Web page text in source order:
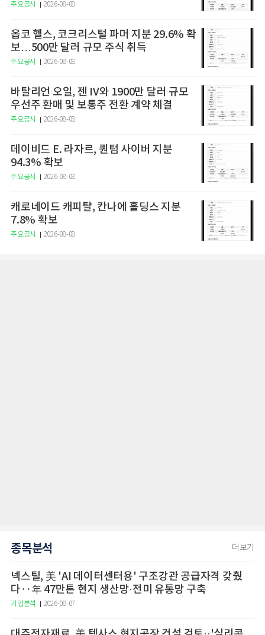
주요공시 2026-08-08
옵코 헬스, 코크리스털 파머 지분 29.6% 확
보…500만 달러 규모 주식 취득
주요공시 2026-08-08
바탈리언 오일, 젠 IV와 1900만 달러 규모
우선주 환매 및 보통주 전환 계약 체결
주요공시 2026-08-08
데이비드 E. 라자르, 퀀텀 사이버 지분
94.3% 확보
주요공시 2026-08-08
캐로네이드 캐피탈, 칸나에 홀딩스 지분
7.8% 확보
주요공시 2026-08-08
종목분석 더보기
넥스틸, 美 'AI 데이터센터용' 구조강관 공급자격 갖췄
다‥年 47만톤 현지 생산망·전미 유통망 구축
기업분석 2026-08-07